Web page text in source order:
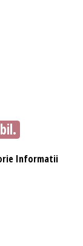
Informatii